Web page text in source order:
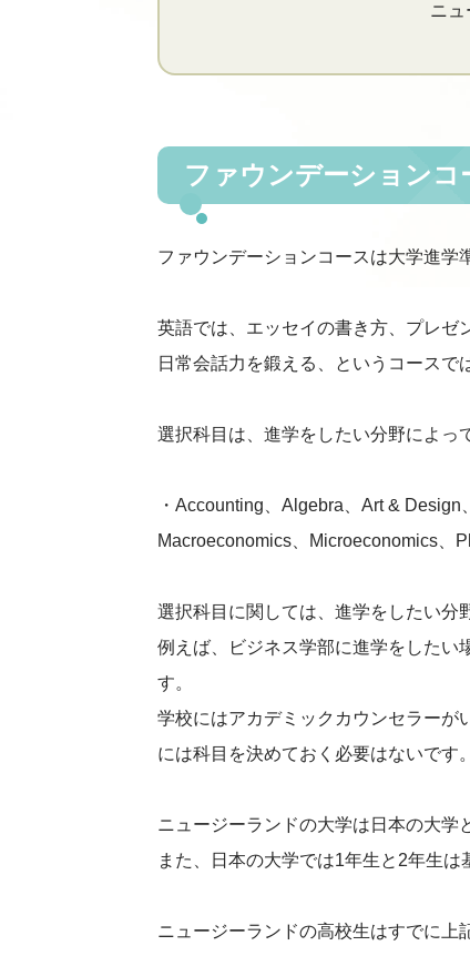
ニュ
ファウンデーションコ
ファウンデーションコースは大学進学
英語では、エッセイの書き方、プレゼ
日常会話力を鍛える、というコースで
選択科目は、進学をしたい分野によっ
・Accounting、Algebra、Art &
Macroeconomics、Microeconomics、
選択科目に関しては、進学をしたい分
例えば、ビジネス学部に進学をしたい
す。
学校にはアカデミックカウンセラーが
には科目を決めておく必要はないです。
ニュージーランドの大学は日本の大学
また、日本の大学では1年生と2年生
ニュージーランドの高校生はすでに上